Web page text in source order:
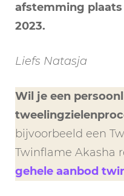
afstemming
2023.
Liefs Natasja
Wil je een
bijvoorbeeld een
Twinflame Akasha
gehele aanbod